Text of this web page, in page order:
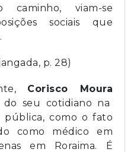
caminho, viam-se
sociais que
p. 28)
Corisco Moura
do seu cotidiano na
pública, como o fato
como médico em
em Roraima. É